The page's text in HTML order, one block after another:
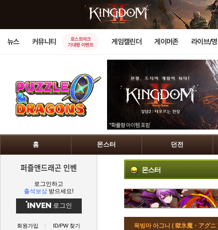
뉴스 커뮤니티
로스트아크
기대평 이벤트
게임캘린더 게이머존 라이브/
홈 몬스터 던전
퍼즐앤드래곤 인벤
로그인하고
출석보상 받으세요!
로그인
회원가입 ID/PW 찾기
몬스터
옥빙마 아그니 ( 獄氷魔・アグニ